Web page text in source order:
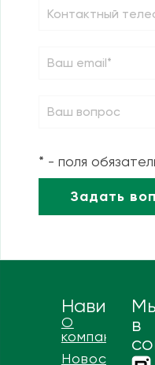
* - поля
О
компании
Новости
в